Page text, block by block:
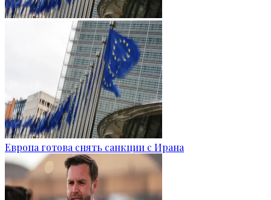
Европа готова снять санкции с Ирана